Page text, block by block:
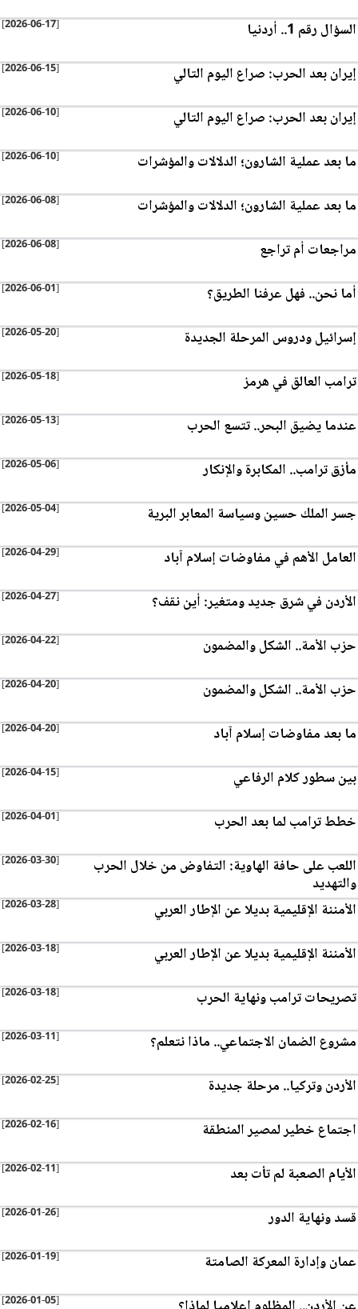
[2026-06-17] السؤال رقم 1.. أردنيا
[2026-06-15] إيران بعد الحرب: صراع اليوم التالي
[2026-06-10] إيران بعد الحرب: صراع اليوم التالي
[2026-06-10] ما بعد عملية الشارون؛ الدلالات والمؤشرات
[2026-06-08] ما بعد عملية الشارون؛ الدلالات والمؤشرات
[2026-06-08] مراجعات أم تراجع
[2026-06-01] أما نحن.. فهل عرفنا الطريق؟
[2026-05-20] إسرائيل ودروس المرحلة الجديدة
[2026-05-18] ترامب العالق في هرمز
[2026-05-13] عندما يضيق البحر.. تتسع الحرب
[2026-05-06] مأزق ترامب.. المكابرة والإنكار
[2026-05-04] جسر الملك حسين وسياسة المعابر البرية
[2026-04-29] العامل الأهم في مفاوضات إسلام آباد
[2026-04-27] الأردن في شرق جديد ومتغير: أين نقف؟
[2026-04-22] حزب الأمة.. الشكل والمضمون
[2026-04-20] حزب الأمة.. الشكل والمضمون
[2026-04-20] ما بعد مفاوضات إسلام آباد
[2026-04-15] بين سطور كلام الرفاعي
[2026-04-01] خطط ترامب لما بعد الحرب
[2026-03-30] اللعب على حافة الهاوية: التفاوض من خلال الحرب
والتهديد
[2026-03-28] الأمننة الإقليمية بديلا عن الإطار العربي
[2026-03-18] الأمننة الإقليمية بديلا عن الإطار العربي
[2026-03-18] تصريحات ترامب ونهاية الحرب
[2026-03-11] مشروع الضمان الاجتماعي.. ماذا نتعلم؟
[2026-02-25] الأردن وتركيا.. مرحلة جديدة
[2026-02-16] اجتماع خطير لمصير المنطقة
[2026-02-11] الأيام الصعبة لم تأت بعد
[2026-01-26] قسد ونهاية الدور
[2026-01-19] عمان وإدارة المعركة الصامتة
[2026-01-05]